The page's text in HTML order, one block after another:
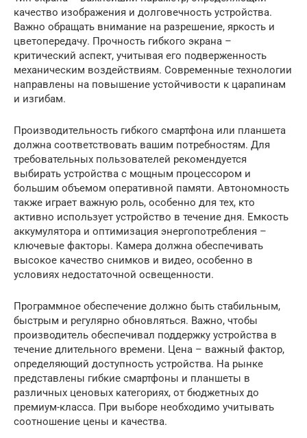
качество изображения и долговечность устройства.
Важно обращать внимание на разрешение, яркость и
цветопередачу. Прочность гибкого экрана –
критический аспект, учитывая его подверженность
механическим воздействиям. Современные технологии
направлены на повышение устойчивости к царапинам
и изгибам.
Производительность гибкого смартфона или планшета
должна соответствовать вашим потребностям. Для
требовательных пользователей рекомендуется
выбирать устройства с мощным процессором и
большим объемом оперативной памяти. Автономность
также играет важную роль, особенно для тех, кто
активно использует устройство в течение дня. Емкость
аккумулятора и оптимизация энергопотребления –
ключевые факторы. Камера должна обеспечивать
высокое качество снимков и видео, особенно в
условиях недостаточной освещенности.
Программное обеспечение должно быть стабильным,
быстрым и регулярно обновляться. Важно, чтобы
производитель обеспечивал поддержку устройства в
течение длительного времени. Цена – важный фактор,
определяющий доступность устройства. На рынке
представлены гибкие смартфоны и планшеты в
различных ценовых категориях, от бюджетных до
премиум-класса. При выборе необходимо учитывать
соотношение цены и качества.